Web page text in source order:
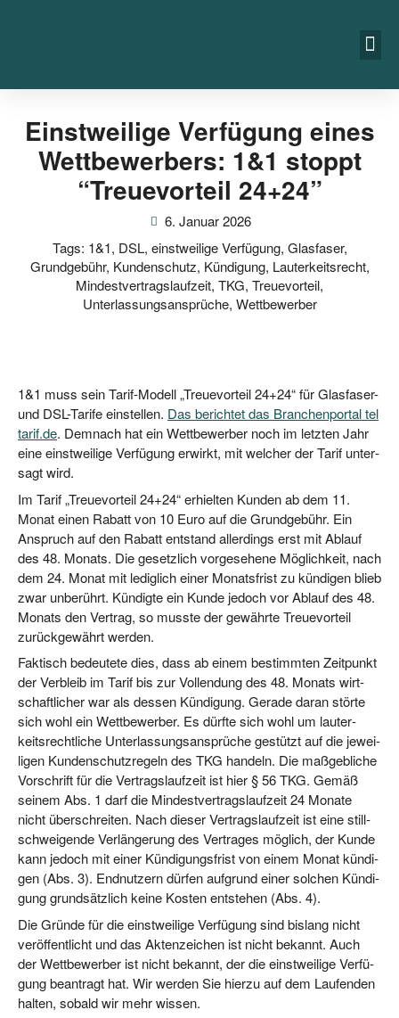
Einstweilige Verfügung eines
Wettbewerbers: 1&1 stoppt
“Treuevorteil 24+24”
6. Januar 2026
Tags: 1&1, DSL, einstweilige Verfügung, Glasfaser,
Grundgebühr, Kundenschutz, Kündigung, Lauterkeitsrecht,
Mindestvertragslaufzeit, TKG, Treuevorteil,
Unterlassungsansprüche, Wettbewerber
1&1 muss sein Tarif-Modell „Treue­vor­teil 24+24“ für Glas­fa­ser-
und DSL-Tari­fe ein­stel­len. Das berich­tet das Bran­chen­por­tal tel​
ta​rif​.de. Dem­nach hat ein Wett­be­wer­ber noch im letz­ten Jahr
eine einst­wei­li­ge Ver­fü­gung erwirkt, mit wel­cher der Tarif unter­
sagt wird.
Im Tarif „Treue­vor­teil 24+24“ erhiel­ten Kun­den ab dem 11.
Monat einen Rabatt von 10 Euro auf die Grund­ge­bühr. Ein
Anspruch auf den Rabatt ent­stand aller­dings erst mit Ablauf
des 48. Monats. Die gesetz­lich vor­ge­se­he­ne Mög­lich­keit, nach
dem 24. Monat mit ledig­lich einer Monats­frist zu kün­di­gen blieb
zwar unbe­rührt. Kün­dig­te ein Kun­de jedoch vor Ablauf des 48.
Monats den Ver­trag, so muss­te der gewähr­te Treue­vor­teil
zurück­ge­währt werden.
Fak­tisch bedeu­te­te dies, dass ab einem bestimm­ten Zeit­punkt
der Ver­bleib im Tarif bis zur Voll­endung des 48. Monats wirt­
schaft­li­cher war als des­sen Kün­di­gung. Gera­de dar­an stör­te
sich wohl ein Wett­be­wer­ber. Es dürf­te sich wohl um lau­ter­
keits­recht­li­che Unter­las­sungs­an­sprü­che gestützt auf die jewei­
li­gen Kun­den­schutz­re­geln des TKG han­deln. Die maß­geb­li­che
Vor­schrift für die Ver­trags­lauf­zeit ist hier § 56 TKG. Gemäß
sei­nem Abs. 1 darf die Min­dest­ver­trags­lauf­zeit 24 Mona­te
nicht über­schrei­ten. Nach die­ser Ver­trags­lauf­zeit ist eine still­
schwei­gen­de Ver­län­ge­rung des Ver­tra­ges mög­lich, der Kun­de
kann jedoch mit einer Kün­di­gungs­frist von einem Monat kün­di­
gen (Abs. 3). End­nut­zern dür­fen auf­grund einer sol­chen Kün­di­
gung grund­sätz­lich kei­ne Kos­ten ent­ste­hen (Abs. 4).
Die Grün­de für die einst­wei­li­ge Ver­fü­gung sind bis­lang nicht
ver­öf­fent­licht und das Akten­zei­chen ist nicht bekannt. Auch
der Wett­be­wer­ber ist nicht bekannt, der die einst­wei­li­ge Ver­fü­
gung bean­tragt hat. Wir wer­den Sie hier­zu auf dem Lau­fen­den
hal­ten, sobald wir mehr wissen.